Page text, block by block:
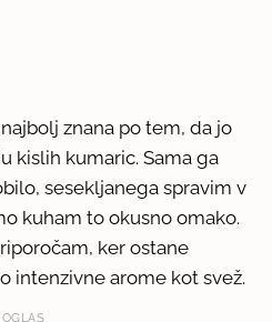
znana po tem, da jo
kislih kumaric. Sama ga
sesekljanega spravim v
kuham to okusno omako.
ker ostane
intenzivne arome kot svež.
OGLAS